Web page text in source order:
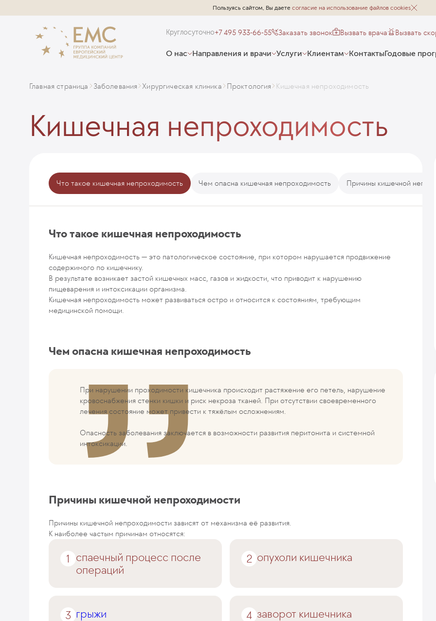
Пользуясь сайтом, Вы даете согласие на использование файлов cookies
Круглосуточно+7 495 933-66-55 Заказать звонок Вызвать врача Вызвать
О нас Направления и врачи Услуги Клиентам КонтактыГодовые
Главная страница Заболевания Хирургическая клиника Проктология Кишечная непроходимость
Кишечная непроходимость
Что такое кишечная непроходимость Чем опасна кишечная непроходимость Причины кишечной
Что такое кишечная непроходимость
Кишечная непроходимость — это патологическое состояние, при котором нарушается продвижение
содержимого по кишечнику.
В результате возникает застой кишечных масс, газов и жидкости, что приводит к нарушению
пищеварения и интоксикации организма.
Кишечная непроходимость может развиваться остро и относится к состояниям, требующим
медицинской помощи.
Чем опасна кишечная непроходимость
При нарушении проходимости кишечника происходит растяжение его петель, нарушение
кровоснабжения стенки кишки и риск некроза тканей. При отсутствии своевременного
лечения состояние может привести к тяжёлым осложнениям.
Опасность заболевания заключается в возможности развития перитонита и системной
интоксикации.
Причины кишечной непроходимости
Причины кишечной непроходимости зависят от механизма её развития.
К наиболее частым причинам относятся:
спаечный процесс после
операций
опухоли кишечника
грыжи заворот кишечника